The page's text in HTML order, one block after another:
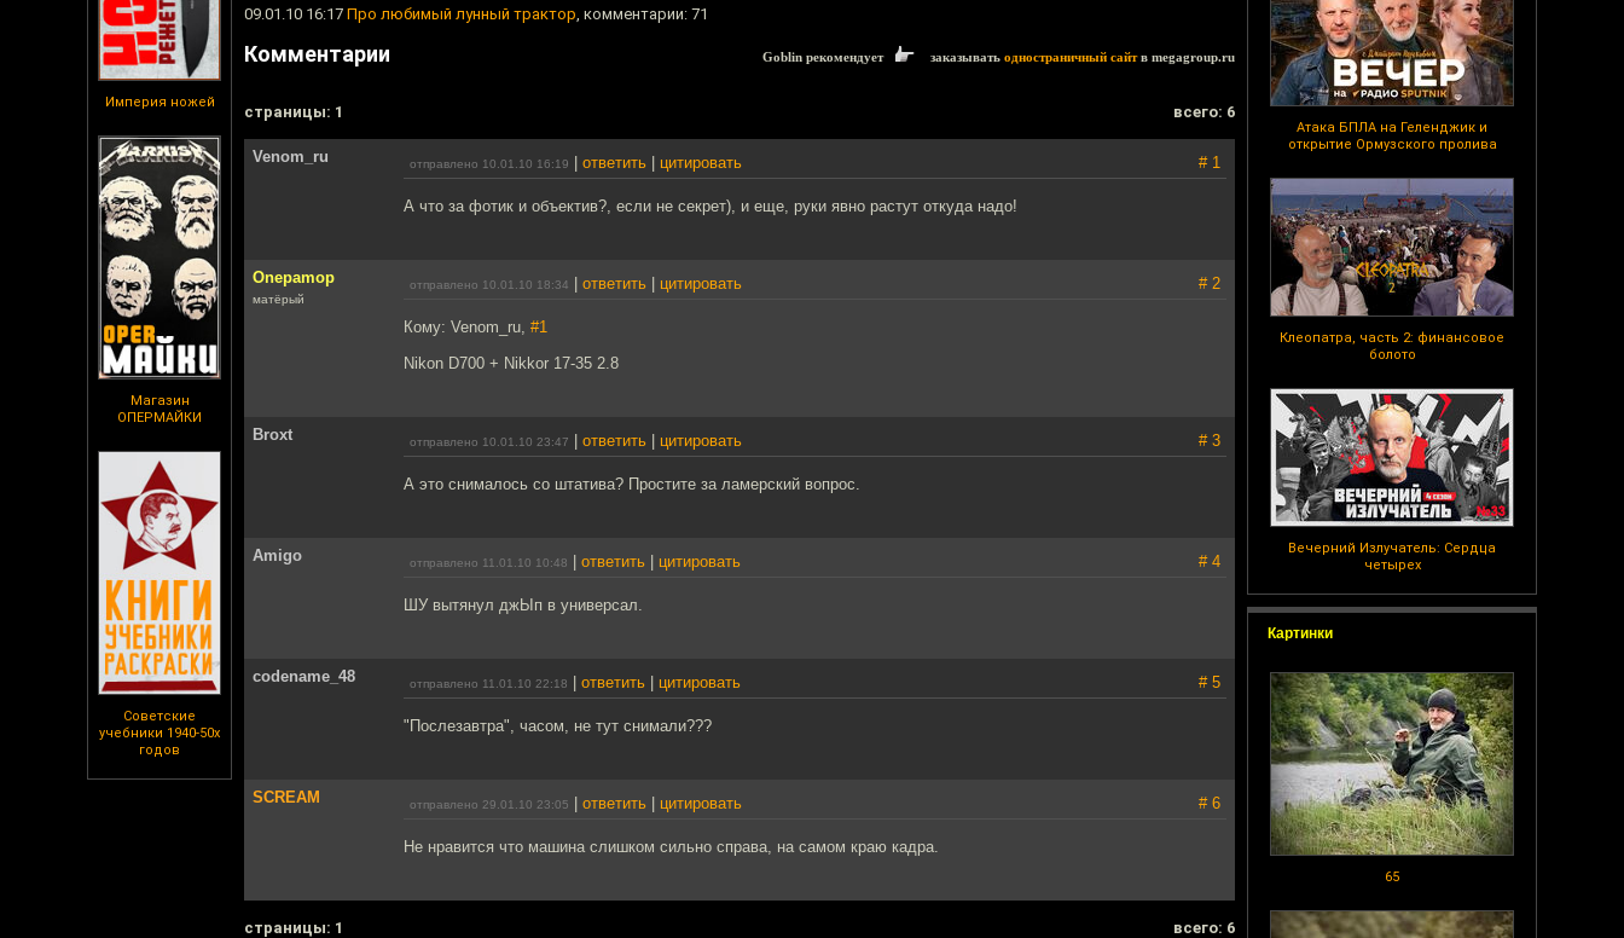
Империя ножей
Магазин
ОПЕРМАЙКИ
Советские
учебники 1940-50х
годов
Атака БПЛА на Геленджик и
открытие Ормузского пролива
Клеопатра, часть 2: финансовое
болото
Вечерний Излучатель: Сердца
четырех
Картинки
65
09.01.10 16:17 Про любимый лунный трактор, комментарии: 71
Комментарии Goblin рекомендует заказывать одностраничный сайтв megagroup.ru
cтраницы: 1 всего: 6
Venom_ru отправлено 10.01.10 16:19 ответить цитировать # 1
А что за фотик и объектив?, если не секрет), и еще, руки явно растут откуда надо!
Onepamop
матёрый
отправлено 10.01.10 18:34 ответить цитировать # 2
Кому: Venom_ru, #1
Nikon D700 + Nikkor 17-35 2.8
Broxt отправлено 10.01.10 23:47 ответить цитировать # 3
А это снималось со штатива? Простите за ламерский вопрос.
Amigo отправлено 11.01.10 10:48 ответить цитировать # 4
ШУ вытянул джЫп в универсал.
codename_48 отправлено 11.01.10 22:18 ответить цитировать # 5
"Послезавтра", часом, не тут снимали???
SCREAM отправлено 29.01.10 23:05 ответить цитировать # 6
Не нравится что машина слишком сильно справа, на самом краю кадра.
cтраницы: 1 всего: 6